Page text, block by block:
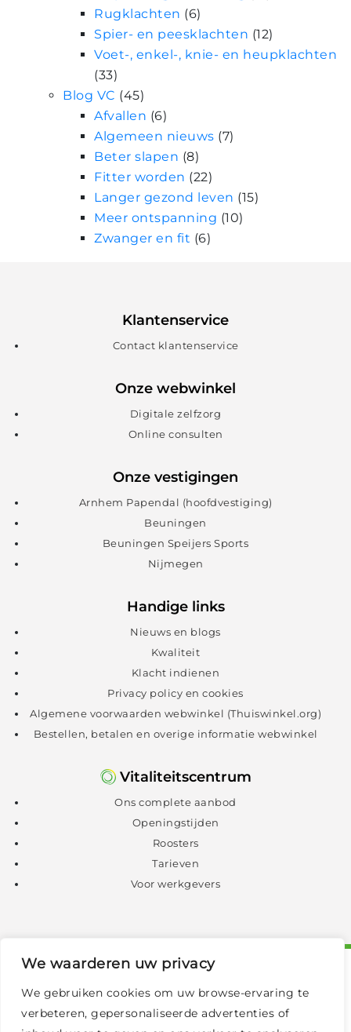
We waarderen uw privacy
We gebruiken cookies om uw browse-ervaring te
verbeteren, gepersonaliseerde advertenties of
Rugklachten (6)
Spier- en peesklachten (12)
Voet-, enkel-, knie- en heupklachten
(33)
Blog VC (45)
Afvallen (6)
Algemeen nieuws (7)
Beter slapen (8)
Fitter worden (22)
Langer gezond leven (15)
Meer ontspanning (10)
Zwanger en fit (6)
Klantenservice
Contact klantenservice
Onze webwinkel
Digitale zelfzorg
Online consulten
Onze vestigingen
Arnhem Papendal (hoofdvestiging)
Beuningen
Beuningen Speijers Sports
Nijmegen
Handige links
Nieuws en blogs
Kwaliteit
Klacht indienen
Privacy policy en cookies
Algemene voorwaarden webwinkel (Thuiswinkel.org)
Bestellen, betalen en overige informatie webwinkel
Vitaliteitscentrum
Ons complete aanbod
Openingstijden
Roosters
Tarieven
Voor werkgevers